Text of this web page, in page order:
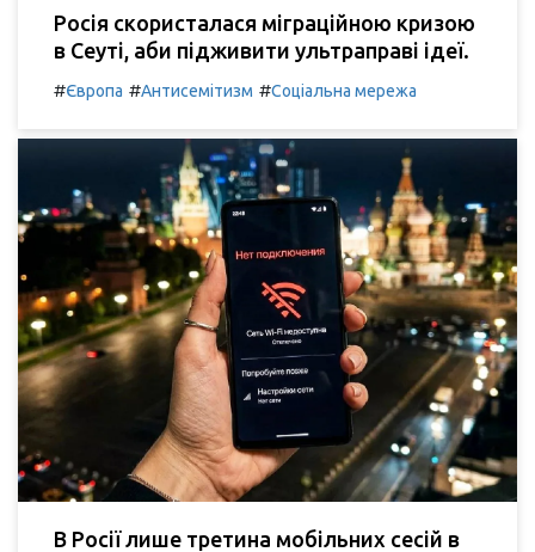
Росія скористалася міграційною кризою
в Сеуті, аби підживити ультраправі ідеї.
#Європа #Антисемітизм #Соціальна мережа
В Росії лише третина мобільних сесій в